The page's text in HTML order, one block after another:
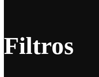
Filtros